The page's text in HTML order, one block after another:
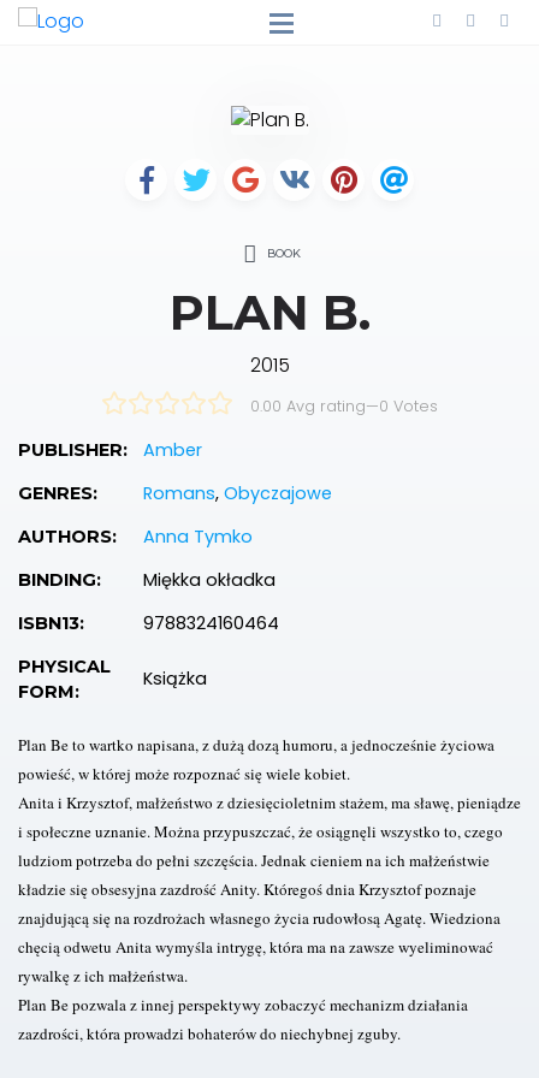
BOOK
PLAN B.
2015
0.00 Avg rating—0 Votes
PUBLISHER: Amber
GENRES: Romans, Obyczajowe
AUTHORS: Anna Tymko
BINDING: Miękka okładka
ISBN13: 9788324160464
PHYSICAL
FORM:
Książka
Plan Be to wartko napisana, z dużą dozą humoru, a jednocześnie życiowa
powieść, w której może rozpoznać się wiele kobiet.
Anita i Krzysztof, małżeństwo z dziesięcioletnim stażem, ma sławę, pieniądze
i społeczne uznanie. Można przypuszczać, że osiągnęli wszystko to, czego
ludziom potrzeba do pełni szczęścia. Jednak cieniem na ich małżeństwie
kładzie się obsesyjna zazdrość Anity. Któregoś dnia Krzysztof poznaje
znajdującą się na rozdrożach własnego życia rudowłosą Agatę. Wiedziona
chęcią odwetu Anita wymyśla intrygę, która ma na zawsze wyeliminować
rywalkę z ich małżeństwa.
Plan Be pozwala z innej perspektywy zobaczyć mechanizm działania
zazdrości, która prowadzi bohaterów do niechybnej zguby.